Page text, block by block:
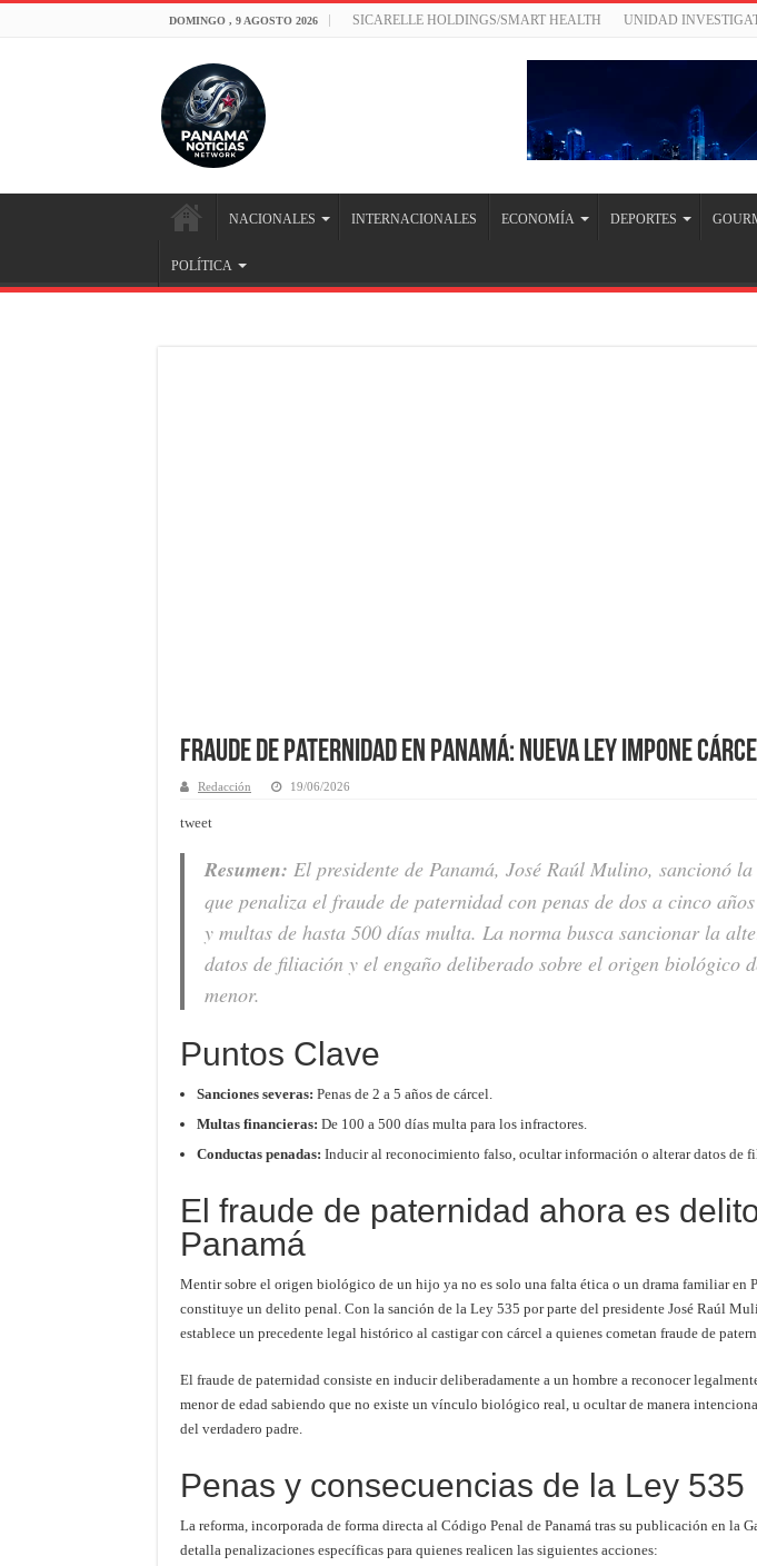
DOMINGO , 9 AGOSTO 2026 SICARELLE HOLDINGS/SMART HEALTH UNIDAD
NACIONALES INTERNACIONALES ECONOMÍA DEPORTES
POLÍTICA
Fraude de paternidad en Panamá: Nueva ley impone
Redacción 19/06/2026
tweet
Resumen: El presidente de Panamá, José Raúl Mulino, sancionó
que penaliza el fraude de paternidad con penas de dos a cinco
y multas de hasta 500 días multa. La norma busca sancionar la
datos de filiación y el engaño deliberado sobre el origen biológico
menor.
Puntos Clave
Sanciones severas: Penas de 2 a 5 años de cárcel.
Multas financieras: De 100 a 500 días multa para los infractores.
Conductas penadas: Inducir al reconocimiento falso, ocultar información o alterar datos de
El fraude de paternidad ahora es
Panamá
Mentir sobre el origen biológico de un hijo ya no es solo una falta ética o un drama familiar en
constituye un delito penal. Con la sanción de la Ley 535 por parte del presidente José Raúl
establece un precedente legal histórico al castigar con cárcel a quienes cometan fraude de
El fraude de paternidad consiste en inducir deliberadamente a un hombre a reconocer
menor de edad sabiendo que no existe un vínculo biológico real, u ocultar de manera
del verdadero padre.
Penas y consecuencias de la Ley 535
La reforma, incorporada de forma directa al Código Penal de Panamá tras su publicación en la
detalla penalizaciones específicas para quienes realicen las siguientes acciones: